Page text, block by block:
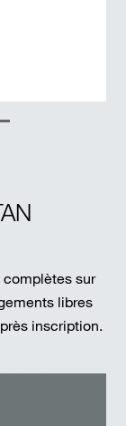
sur
libres
inscription.